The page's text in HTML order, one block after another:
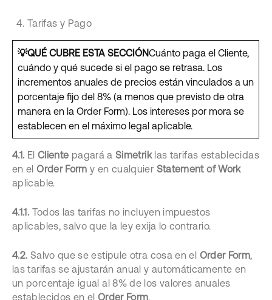
Tarifas y Pago
💡QUÉ CUBRE ESTA SECCIÓNCuánto paga el Cliente,
cuándo y qué sucede si el pago se retrasa. Los
incrementos anuales de precios están vinculados a un
porcentaje fijo del 8% (a menos que previsto de otra
manera en la Order Form). Los intereses por mora se
establecen en el máximo legal aplicable.
4.1. El Cliente pagará aSimetriklas tarifas establecidas
en elOrder Form y en cualquier Statement of Work
aplicable.
4.1.1. Todos las tarifas no incluyen impuestos
aplicables, salvo que la ley exija lo contrario.
4.2. Salvo que se estipule otra cosa en el Order Form,
las tarifas se ajustarán anual y automáticamente en
un porcentaje igual al 8% de los valores anuales
establecidos en el Order Form.